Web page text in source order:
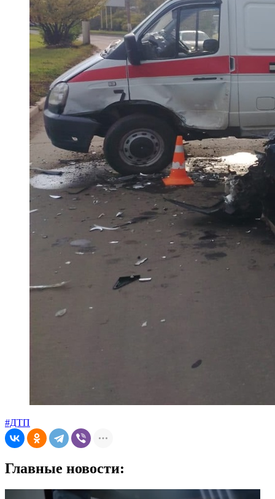
#ДТП
Главные новости: